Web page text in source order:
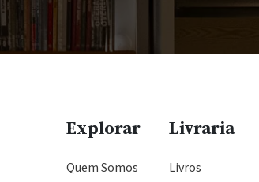
Explorar
Quem Somos
Livraria
Livros